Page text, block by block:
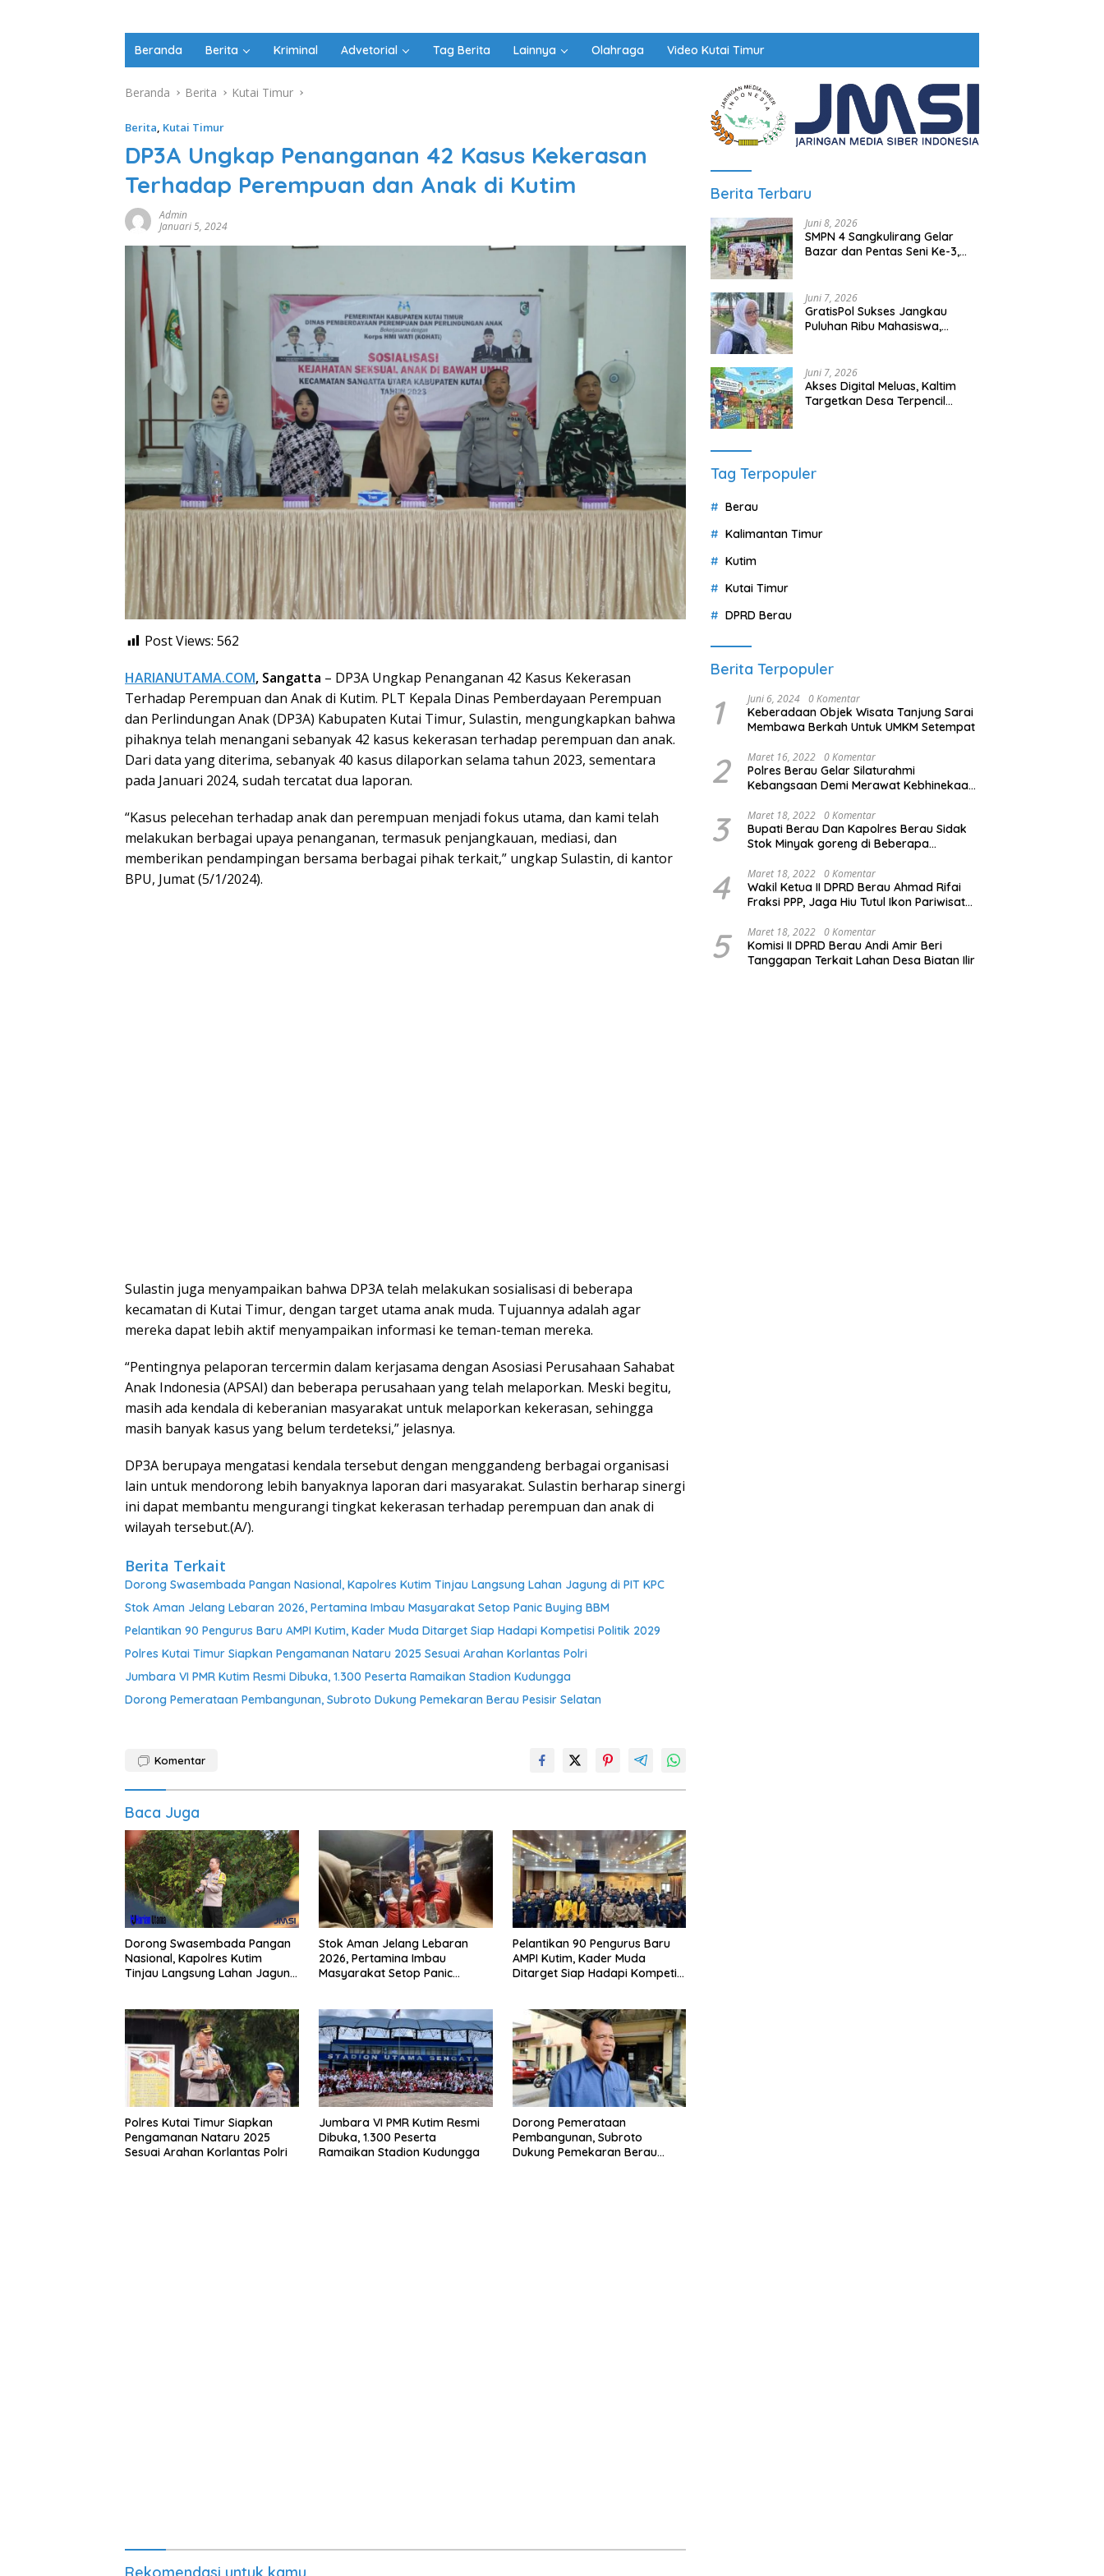
Beranda Berita Kriminal Advetorial Tag Berita Lainnya Olahraga Video Kutai Timur
Beranda Berita Kutai Timur
Berita, Kutai Timur
DP3A Ungkap Penanganan 42 Kasus Kekerasan
Terhadap Perempuan dan Anak di Kutim
Admin
Januari 5, 2024
Post Views: 562
HARIANUTAMA.COM, Sangatta – DP3A Ungkap Penanganan 42 Kasus Kekerasan
Terhadap Perempuan dan Anak di Kutim. PLT Kepala Dinas Pemberdayaan Perempuan
dan Perlindungan Anak (DP3A) Kabupaten Kutai Timur, Sulastin, mengungkapkan bahwa
pihaknya telah menangani sebanyak 42 kasus kekerasan terhadap perempuan dan anak.
Dari data yang diterima, sebanyak 40 kasus dilaporkan selama tahun 2023, sementara
pada Januari 2024, sudah tercatat dua laporan.
“Kasus pelecehan terhadap anak dan perempuan menjadi fokus utama, dan kami telah
melakukan berbagai upaya penanganan, termasuk penjangkauan, mediasi, dan
memberikan pendampingan bersama berbagai pihak terkait,” ungkap Sulastin, di kantor
BPU, Jumat (5/1/2024).
Sulastin juga menyampaikan bahwa DP3A telah melakukan sosialisasi di beberapa
kecamatan di Kutai Timur, dengan target utama anak muda. Tujuannya adalah agar
mereka dapat lebih aktif menyampaikan informasi ke teman-teman mereka.
“Pentingnya pelaporan tercermin dalam kerjasama dengan Asosiasi Perusahaan Sahabat
Anak Indonesia (APSAI) dan beberapa perusahaan yang telah melaporkan. Meski begitu,
masih ada kendala di keberanian masyarakat untuk melaporkan kekerasan, sehingga
masih banyak kasus yang belum terdeteksi,” jelasnya.
DP3A berupaya mengatasi kendala tersebut dengan menggandeng berbagai organisasi
lain untuk mendorong lebih banyaknya laporan dari masyarakat. Sulastin berharap sinergi
ini dapat membantu mengurangi tingkat kekerasan terhadap perempuan dan anak di
wilayah tersebut.(A/).
Berita Terkait
Dorong Swasembada Pangan Nasional, Kapolres Kutim Tinjau Langsung Lahan Jagung di PIT KPC
Stok Aman Jelang Lebaran 2026, Pertamina Imbau Masyarakat Setop Panic Buying BBM
Pelantikan 90 Pengurus Baru AMPI Kutim, Kader Muda Ditarget Siap Hadapi Kompetisi Politik 2029
Polres Kutai Timur Siapkan Pengamanan Nataru 2025 Sesuai Arahan Korlantas Polri
Jumbara VI PMR Kutim Resmi Dibuka, 1.300 Peserta Ramaikan Stadion Kudungga
Dorong Pemerataan Pembangunan, Subroto Dukung Pemekaran Berau Pesisir Selatan
Komentar
Baca Juga
Dorong Swasembada Pangan
Nasional, Kapolres Kutim
Tinjau Langsung Lahan Jagung
Stok Aman Jelang Lebaran
2026, Pertamina Imbau
Masyarakat Setop Panic
Pelantikan 90 Pengurus Baru
AMPI Kutim, Kader Muda
Ditarget Siap Hadapi Kompetisi
Polres Kutai Timur Siapkan
Pengamanan Nataru 2025
Sesuai Arahan Korlantas Polri
Jumbara VI PMR Kutim Resmi
Dibuka, 1.300 Peserta
Ramaikan Stadion Kudungga
Dorong Pemerataan
Pembangunan, Subroto
Dukung Pemekaran Berau
Berita Terbaru
Juni 8, 2026
SMPN 4 Sangkulirang Gelar
Bazar dan Pentas Seni Ke-3,
Juni 7, 2026
GratisPol Sukses Jangkau
Puluhan Ribu Mahasiswa,
Juni 7, 2026
Akses Digital Meluas, Kaltim
Targetkan Desa Terpencil
Tag Terpopuler
Berau
Kalimantan Timur
Kutim
Kutai Timur
DPRD Berau
Berita Terpopuler
1 Juni 6, 2024 0 Komentar
Keberadaan Objek Wisata Tanjung Sarai
Membawa Berkah Untuk UMKM Setempat
2 Maret 16, 2022 0 Komentar
Polres Berau Gelar Silaturahmi
Kebangsaan Demi Merawat Kebhinekaan
3 Maret 18, 2022 0 Komentar
Bupati Berau Dan Kapolres Berau Sidak
Stok Minyak goreng di Beberapa
4 Maret 18, 2022 0 Komentar
Wakil Ketua II DPRD Berau Ahmad Rifai
Fraksi PPP, Jaga Hiu Tutul Ikon Pariwisata
5 Maret 18, 2022 0 Komentar
Komisi II DPRD Berau Andi Amir Beri
Tanggapan Terkait Lahan Desa Biatan Ilir